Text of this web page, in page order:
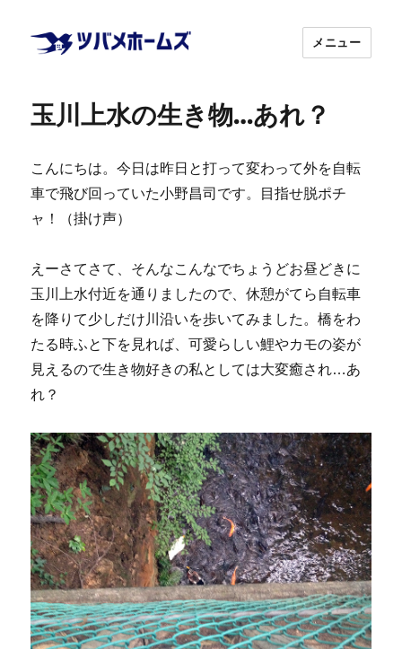
株式会社ツバ
メホームズ
メニュー
玉川上水の生き物…あれ？
こんにちは。今日は昨日と打って変わって外を自転
車で飛び回っていた小野昌司です。目指せ脱ポチ
ャ！（掛け声）
えーさてさて、そんなこんなでちょうどお昼どきに
玉川上水付近を通りましたので、休憩がてら自転車
を降りて少しだけ川沿いを歩いてみました。橋をわ
たる時ふと下を見れば、可愛らしい鯉やカモの姿が
見えるので生き物好きの私としては大変癒され…あ
れ？